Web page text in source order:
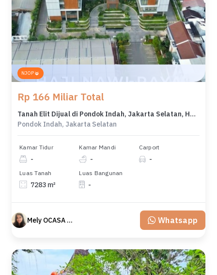
NJOP
Rp 166 Miliar Total
Tanah Elit Dijual di Pondok Indah, Jakarta Selatan, Harga 166 Miliar
Pondok Indah, Jakarta Selatan
Kamar Tidur
-
Kamar Mandi
-
Carport
-
Luas Tanah
7283 m²
Luas Bangunan
-
Mely OCASA PROPERTY Whatsapp